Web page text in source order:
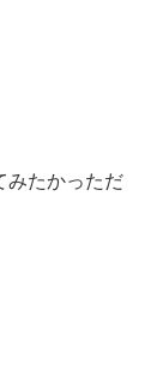
みたかっただ